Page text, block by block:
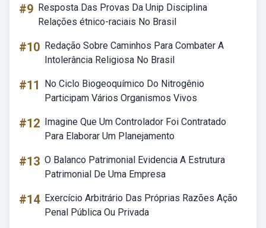
#9 Resposta Das Provas Da Unip Disciplina
Relações étnico-raciais No Brasil
#10 Redação Sobre Caminhos Para Combater A
Intolerância Religiosa No Brasil
#11
No Ciclo Biogeoquímico Do Nitrogênio
Participam Vários Organismos Vivos
#12 Imagine Que Um Controlador Foi Contratado
Para Elaborar Um Planejamento
#13 O Balanco Patrimonial Evidencia A Estrutura
Patrimonial De Uma Empresa
#14 Exercício Arbitrário Das Próprias Razões Ação
Penal Pública Ou Privada